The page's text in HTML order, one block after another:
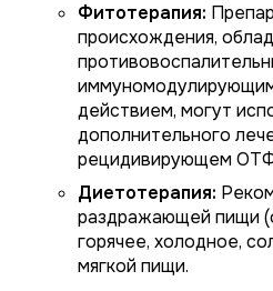
Фитотерапия:
происхождения,
действием, могут
дополнительного
рецидивирующем
Диетотерапия:
раздражающей пищи
горячее, холодное,
мягкой пищи.